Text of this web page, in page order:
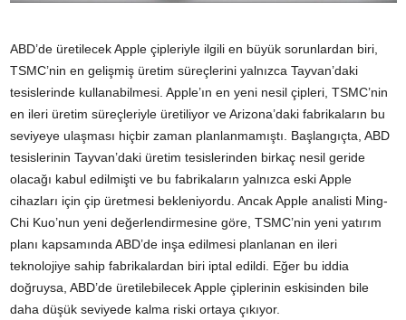
ABD’de üretilecek Apple çipleriyle ilgili en büyük sorunlardan biri,
TSMC’nin en gelişmiş üretim süreçlerini yalnızca Tayvan’daki
tesislerinde kullanabilmesi. Apple’ın en yeni nesil çipleri, TSMC’nin
en ileri üretim süreçleriyle üretiliyor ve Arizona’daki fabrikaların bu
seviyeye ulaşması hiçbir zaman planlanmamıştı. Başlangıçta, ABD
tesislerinin Tayvan’daki üretim tesislerinden birkaç nesil geride
olacağı kabul edilmişti ve bu fabrikaların yalnızca eski Apple
cihazları için çip üretmesi bekleniyordu. Ancak Apple analisti Ming-
Chi Kuo’nun yeni değerlendirmesine göre, TSMC’nin yeni yatırım
planı kapsamında ABD’de inşa edilmesi planlanan en ileri
teknolojiye sahip fabrikalardan biri iptal edildi. Eğer bu iddia
doğruysa, ABD’de üretilebilecek Apple çiplerinin eskisinden bile
daha düşük seviyede kalma riski ortaya çıkıyor.